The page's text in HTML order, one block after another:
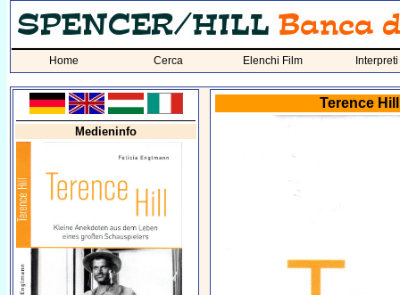
Home Cerca Elenchi Film Interpreti
Medieninfo
Terence